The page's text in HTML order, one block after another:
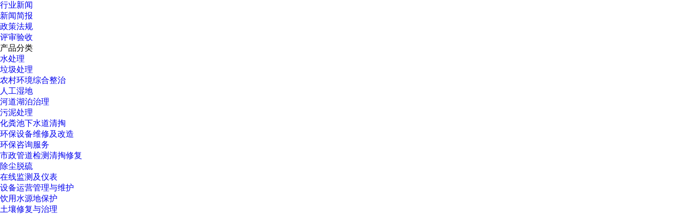
行业新闻
新闻简报
政策法规
评审验收
产品分类
水处理
垃圾处理
农村环境综合整治
人工湿地
河道湖泊治理
污泥处理
化粪池下水道清掏
环保设备维修及改造
环保咨询服务
市政管道检测清掏修复
除尘脱硫
在线监测及仪表
设备运营管理与维护
饮用水源地保护
土壤修复与治理